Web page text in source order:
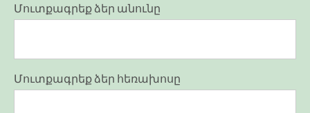
Մուտքագրեք ձեր անունը
Մուտքագրեք ձեր հեռախոսը